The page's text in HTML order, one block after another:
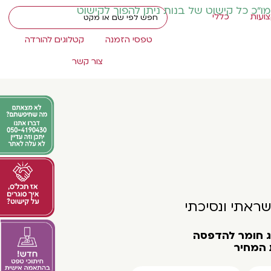
כל קישוט של בנות ניתן להפוך לקישוט
כללי
טפסי הזמנה
קטלוגים להורדה
צור קשר
ונסיכתי
חומר להדפסה
המחיר